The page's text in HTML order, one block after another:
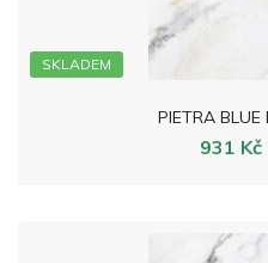
SKLADEM
PIETRA
931 Kč